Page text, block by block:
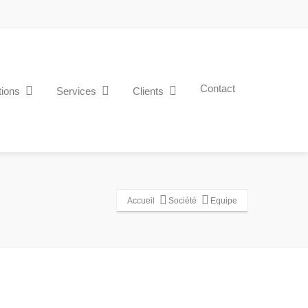
Services Clients Contact
Accueil Société Equipe